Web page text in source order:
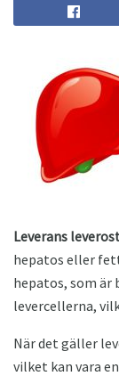
Leverans
hepatos eller
hepatos, som är
levercellerna,
När det gäller
vilket kan vara